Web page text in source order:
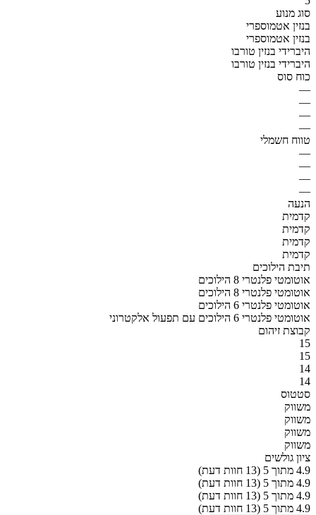
סוג מנוע
בנזין אטמוספרי
בנזין אטמוספרי
היברידי בנזין טורבו
היברידי בנזין טורבו
כוח סוס
—
—
—
—
טווח חשמלי
—
—
—
—
הנעה
קדמית
קדמית
קדמית
קדמית
תיבת הילוכים
אוטומטי פלנטרי 8 הילוכים
אוטומטי פלנטרי 8 הילוכים
אוטומטי פלנטרי 6 הילוכים
אוטומטי פלנטרי 6 הילוכים עם תפעול אלקטרוני
קבוצת זיהום
15
15
14
14
סטטוס
משווק
משווק
משווק
משווק
ציון גולשים
4.9 מתוך 5 (13 חוות דעת)
4.9 מתוך 5 (13 חוות דעת)
4.9 מתוך 5 (13 חוות דעת)
4.9 מתוך 5 (13 חוות דעת)